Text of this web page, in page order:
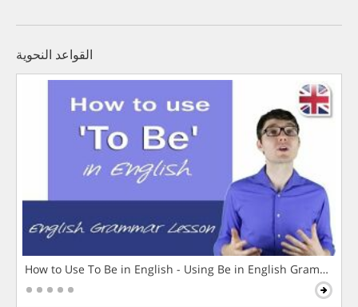
القواعد النحوية
How to Use To Be in English - Using Be in English Grammar